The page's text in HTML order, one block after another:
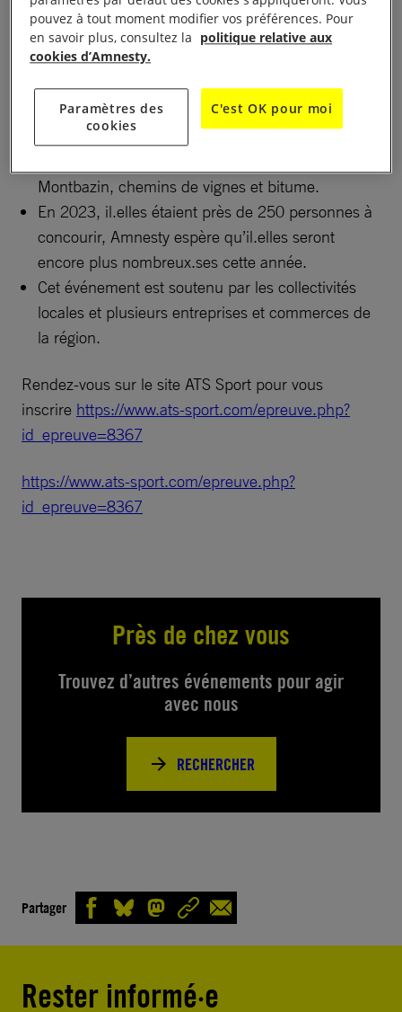
33ème édition, 2 parcours de 6 et 12kms ouverts
aux coureur.es et aussi aux marcheur.ses. Les
enfants pourront aussi courir sur 2 circuits plus
courts avant les « grand.es ».
Dans une ambiance festive, les coureur.es de
toute la région après un départ au groupe
Montbazin, chemins de vignes et bitume.
En 2023, il.elles étaient près de 250 personnes à
concourir, Amnesty espère qu’il.elles seront
encore plus nombreux.ses cette année.
Cet événement est soutenu par les collectivités
locales et plusieurs entreprises et commerces de
la région.
Rendez-vous sur le site ATS Sport pour vous
inscrire https://www.ats-sport.com/epreuve.php?
id_epreuve=8367
https://www.ats-sport.com/epreuve.php?
id_epreuve=8367
Près de chez vous
Trouvez d’autres événements pour agir
avec nous
RECHERCHER
Partager
Rester informé·e
pouvez à tout moment modifier vos préférences. Pour
en savoir plus, consultez la politique relative aux
cookies d’Amnesty.
Paramètres des
cookies
C'est OK pour moi